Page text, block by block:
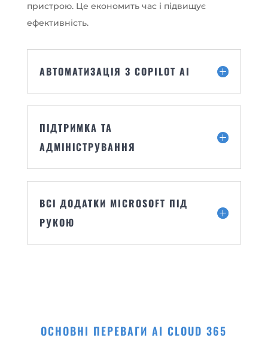
пристрою. Це економить час і підвищує
ефективність.
АВТОМАТИЗАЦІЯ З COPILOT AI
ПІДТРИМКА ТА
АДМІНІСТРУВАННЯ
ВСІ ДОДАТКИ MICROSOFT ПІД
РУКОЮ
ОСНОВНІ ПЕРЕВАГИ AI CLOUD 365